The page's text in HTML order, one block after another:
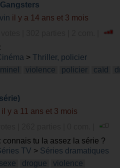
il y a 14 ans et 3 mois
> Thriller, policier
violence policier caïd
il y a 11 ans et 3 mois
connais tu la assez la série ?
TV > Séries dramatiques
sexe drogue violence